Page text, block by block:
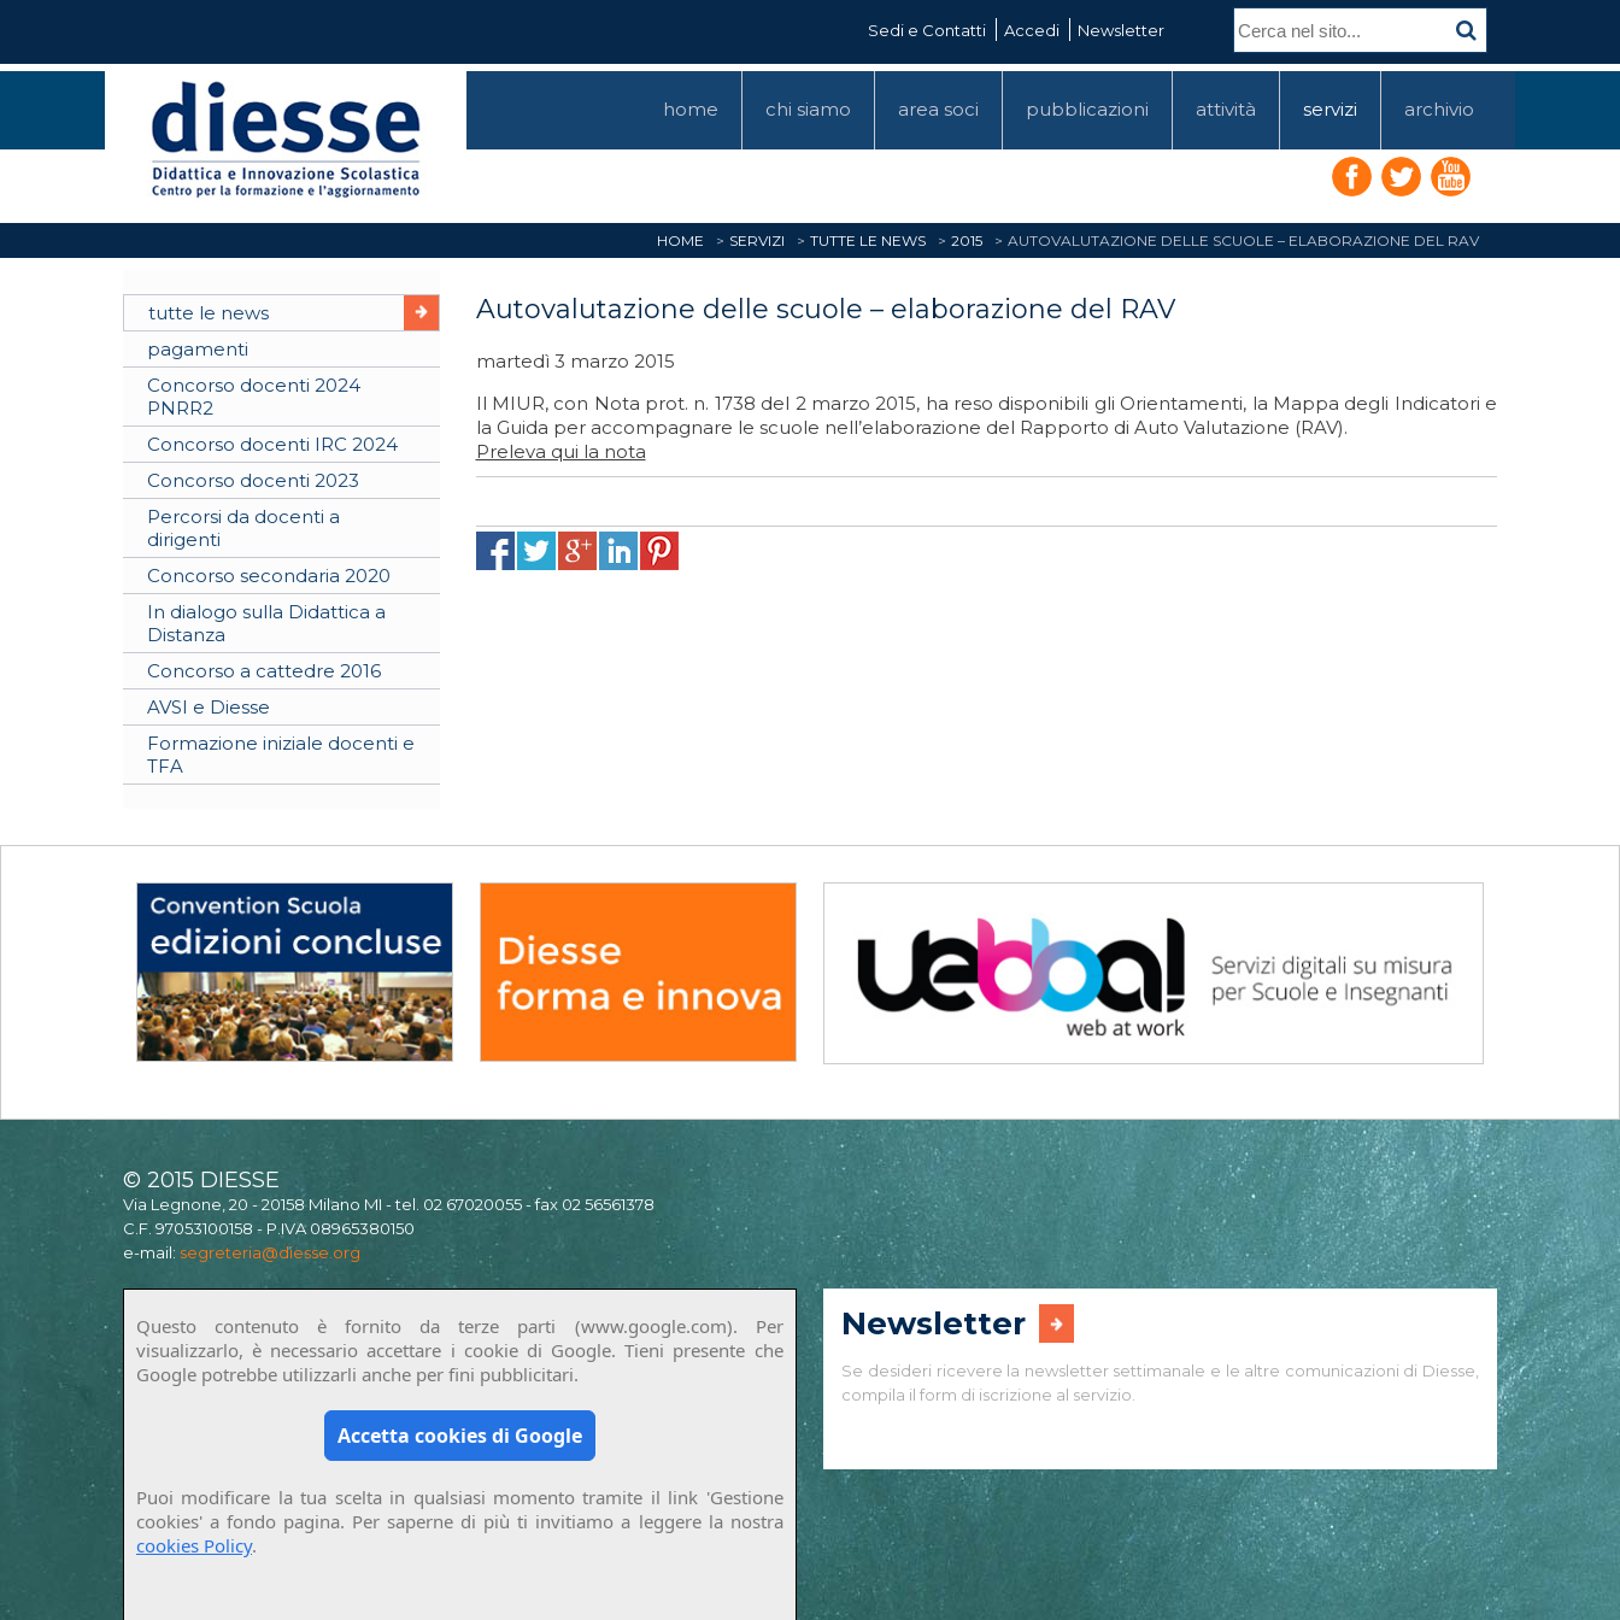
Sedi e Contatti Accedi Newsletter
home chi siamo area soci pubblicazioni attività servizi archivio
HOME SERVIZI TUTTE LE NEWS 2015 AUTOVALUTAZIONE DELLE SCUOLE – ELABORAZIONE DEL RAV
tutte le news
pagamenti
Concorso docenti 2024
PNRR2
Concorso docenti IRC 2024
Concorso docenti 2023
Percorsi da docenti a
dirigenti
Concorso secondaria 2020
In dialogo sulla Didattica a
Distanza
Concorso a cattedre 2016
AVSI e Diesse
Formazione iniziale docenti e
TFA
Autovalutazione delle scuole – elaborazione del RAV
martedì 3 marzo 2015
Il MIUR, con Nota prot. n. 1738 del 2 marzo 2015, ha reso disponibili gli Orientamenti, la Mappa degli Indicatori e
la Guida per accompagnare le scuole nell’elaborazione del Rapporto di Auto Valutazione (RAV).
Preleva qui la nota
© 2015 DIESSE
Via Legnone, 20 - 20158 Milano MI - tel. 02 67020055 - fax 02 56561378
C.F. 97053100158 - P.IVA 08965380150
e-mail: segreteria@diesse.org
Questo contenuto è fornito da terze parti (www.google.com). Per
visualizzarlo, è necessario accettare i cookie di Google. Tieni presente che
Google potrebbe utilizzarli anche per fini pubblicitari.
Accetta cookies di Google
Puoi modificare la tua scelta in qualsiasi momento tramite il link 'Gestione
cookies' a fondo pagina. Per saperne di più ti invitiamo a leggere la nostra
cookies Policy.
Newsletter
Se desideri ricevere la newsletter settimanale e le altre comunicazioni di Diesse,
compila il form di iscrizione al servizio.